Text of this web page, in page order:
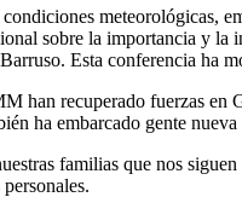
"Juan Sebastián de
meteorológicas,
sobre la importancia y
Esta conferencia ha
han recuperado fuerzas en
ha embarcado gente
familias que nos